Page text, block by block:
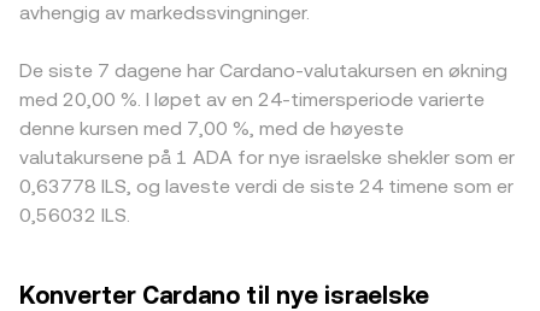
avhengig av markedssvingninger.
De siste 7 dagene har Cardano-valutakursen en økning
med 20,00 %. I løpet av en 24-timersperiode varierte
denne kursen med 7,00 %, med de høyeste
valutakursene på 1 ADA for nye israelske shekler som er
0,63778 ILS, og laveste verdi de siste 24 timene som er
0,56032 ILS.
Konverter Cardano til nye israelske